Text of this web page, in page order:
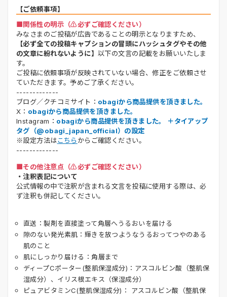
【ご依頼事項】
■関係性の明示（⚠️必ずご確認ください）
みなさまのご投稿が広告であることの明示となりますため、
【必ず全ての投稿キャプションの冒頭にハッシュタグやその他
の文章に紛れないように】以下の文言の記載をお願いいたしま
す。
ご投稿に依頼事項が反映されていない場合、修正をご依頼させ
ていただきます。予めご了承ください。
-------------
ブログ／クチコミサイト： obagiから商品提供を頂きました。
X： obagiから商品提供を頂きました。
Instagram： obagiから商品提供を頂きました。 ＋タイアップ
タグ（@obagi_japan_official）の設定
※設定方法はこちら からご確認ください。
-------------
■その他注意点（⚠️必ずご確認ください）
・注釈表記について
公式情報の中で注釈が含まれる文言を投稿に使用する際は、必
ず注釈も併記してください。
直送：製剤を直接塗って角層へうるおいを届ける
隙のない発光素肌：輝きを放つようなうるおってつやのある
肌のこと
肌にしっかり届ける：角層まで
ディープCポーター(整肌保湿成分)：アスコルビン酸（整肌保
湿成分）、イリス根エキス（保湿成分）
ピュアビタミンC(整肌保湿成分)： アスコルビン酸（整肌保